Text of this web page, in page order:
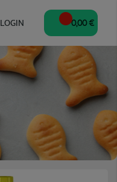
LOGIN 0,00 €